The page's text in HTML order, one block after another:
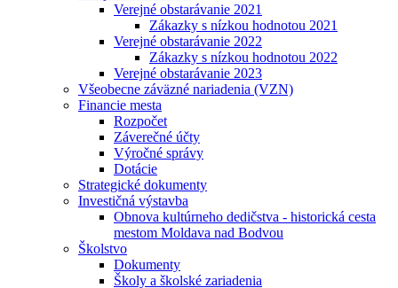
Verejné obstarávanie 2021
Zákazky s nízkou hodnotou 2021
Verejné obstarávanie 2022
Zákazky s nízkou hodnotou 2022
Verejné obstarávanie 2023
Všeobecne záväzné nariadenia (VZN)
Financie mesta
Rozpočet
Záverečné účty
Výročné správy
Dotácie
Strategické dokumenty
Investičná výstavba
Obnova kultúrneho dedičstva - historická cesta
mestom Moldava nad Bodvou
Školstvo
Dokumenty
Školy a školské zariadenia